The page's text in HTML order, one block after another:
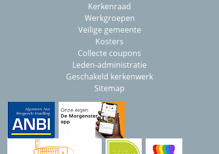
Kerkenraad
Werkgroepen
Veilige gemeente
Kosters
Collecte coupons
Leden-administratie
Geschakeld kerkenwerk
Sitemap